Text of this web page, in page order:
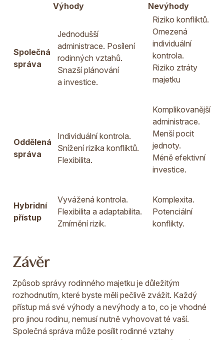
Výhody Nevýhody
Společná
správa
Jednodušší
administrace. Posílení
rodinných vztahů.
Snazší plánování
a investice.
Riziko konfliktů.
Omezená
individuální
kontrola.
Riziko ztráty
majetku
Oddělená
správa
Individuální kontrola.
Snížení rizika konfliktů.
Flexibilita.
Komplikovanější
administrace.
Menší pocit
jednoty.
Méně efektivní
investice.
Hybridní
přístup
Vyvážená kontrola.
Flexibilita a adaptabilita.
Zmírnění rizik.
Komplexita.
Potenciální
konflikty.
Závěr
Způsob správy rodinného majetku je důležitým
rozhodnutím, které byste měli pečlivě zvážit. Každý
přístup má své výhody a nevýhody a to, co je vhodné
pro jinou rodinu, nemusí nutně vyhovovat té vaší.
Společná správa může posílit rodinné vztahy